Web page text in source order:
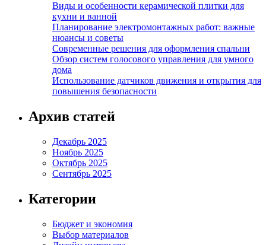
Виды и особенности керамической плитки для
кухни и ванной
Планирование электромонтажных работ: важные
нюансы и советы
Современные решения для оформления спальни
Обзор систем голосового управления для умного
дома
Использование датчиков движения и открытия для
повышения безопасности
Архив статей
Декабрь 2025
Ноябрь 2025
Октябрь 2025
Сентябрь 2025
Категории
Бюджет и экономия
Выбор материалов